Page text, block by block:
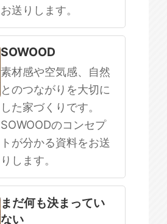
お送りします。
SOWOOD
素材感や空気感、自然
とのつながりを大切に
した家づくりです。
SOWOODのコンセプ
トが分かる資料をお送
りします。
まだ何も決まってい
ない